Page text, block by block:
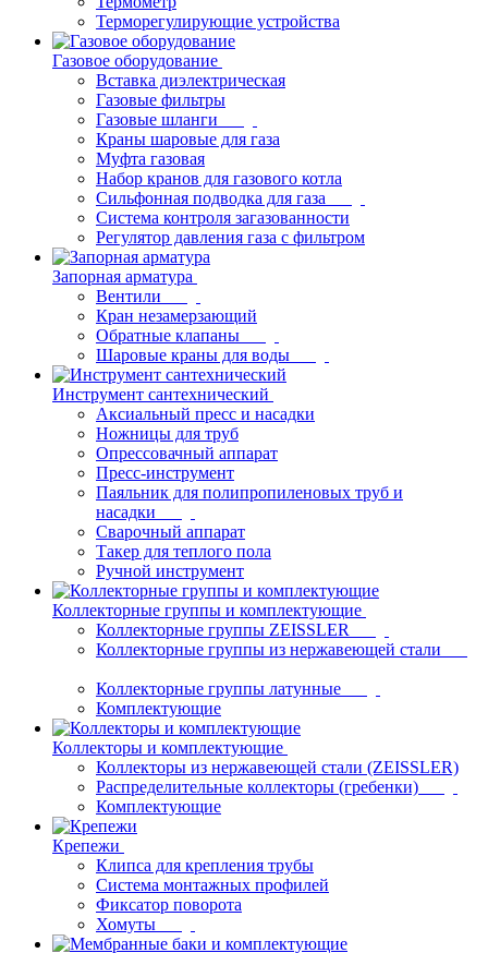
Терморегулирующие устройства
Газовое оборудование
Вставка диэлектрическая
Газовые фильтры
Газовые шланги
Краны шаровые для газа
Муфта газовая
Набор кранов для газового котла
Сильфонная подводка для газа
Система контроля загазованности
Регулятор давления газа с фильтром
Запорная арматура
Вентили
Кран незамерзающий
Обратные клапаны
Шаровые краны для воды
Инструмент сантехнический
Аксиальный пресс и насадки
Ножницы для труб
Опрессовачный аппарат
Пресс-инструмент
Паяльник для полипропиленовых труб и
насадки
Сварочный аппарат
Такер для теплого пола
Ручной инструмент
Коллекторные группы и комплектующие
Коллекторные группы ZEISSLER
Коллекторные группы из нержавеющей стали
Коллекторные группы латунные
Комплектующие
Коллекторы и комплектующие
Коллекторы из нержавеющей стали (ZEISSLER)
Распределительные коллекторы (гребенки)
Комплектующие
Крепежи
Клипса для крепления трубы
Система монтажных профилей
Фиксатор поворота
Хомуты